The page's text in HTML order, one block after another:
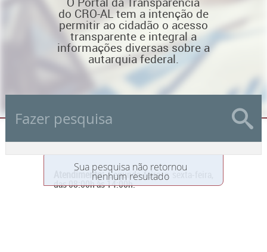
do CRO-AL tem a intenção de
permitir ao cidadão o acesso
transparente e integral a
informações diversas sobre a
autarquia federal.
Sua pesquisa não retornou
nenhum resultado
Atendimento:Segunda-feira a sexta-feira,
das 08:00h às 14:00h.